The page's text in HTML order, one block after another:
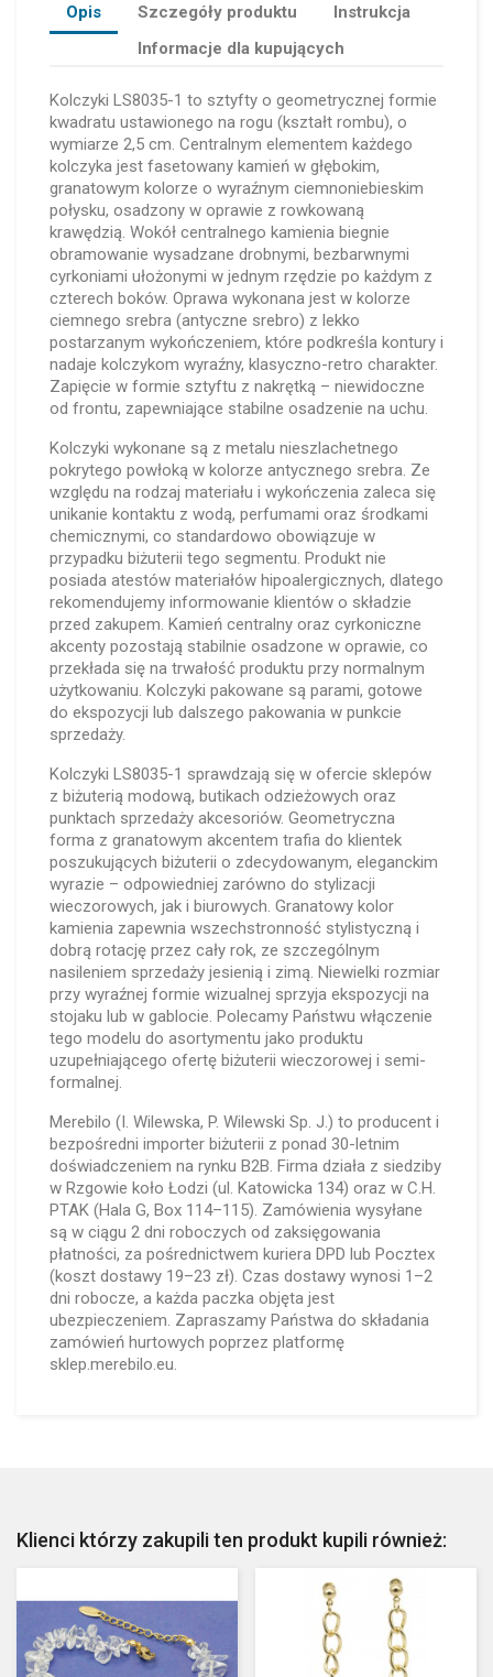
Opis Szczegóły produktu
Instrukcja
Informacje dla kupujących
Kolczyki LS8035-1 to sztyfty o geometrycznej formie
kwadratu ustawionego na rogu (kształt rombu), o
wymiarze 2,5 cm. Centralnym elementem każdego
kolczyka jest fasetowany kamień w głębokim,
granatowym kolorze o wyraźnym ciemnoniebieskim
połysku, osadzony w oprawie z rowkowaną
krawędzią. Wokół centralnego kamienia biegnie
obramowanie wysadzane drobnymi, bezbarwnymi
cyrkoniami ułożonymi w jednym rzędzie po każdym z
czterech boków. Oprawa wykonana jest w kolorze
ciemnego srebra (antyczne srebro) z lekko
postarzanym wykończeniem, które podkreśla kontury i
nadaje kolczykom wyraźny, klasyczno-retro charakter.
Zapięcie w formie sztyftu z nakrętką – niewidoczne
od frontu, zapewniające stabilne osadzenie na uchu.
Kolczyki wykonane są z metalu nieszlachetnego
pokrytego powłoką w kolorze antycznego srebra. Ze
względu na rodzaj materiału i wykończenia zaleca się
unikanie kontaktu z wodą, perfumami oraz środkami
chemicznymi, co standardowo obowiązuje w
przypadku biżuterii tego segmentu. Produkt nie
posiada atestów materiałów hipoalergicznych, dlatego
rekomendujemy informowanie klientów o składzie
przed zakupem. Kamień centralny oraz cyrkoniczne
akcenty pozostają stabilnie osadzone w oprawie, co
przekłada się na trwałość produktu przy normalnym
użytkowaniu. Kolczyki pakowane są parami, gotowe
do ekspozycji lub dalszego pakowania w punkcie
sprzedaży.
Kolczyki LS8035-1 sprawdzają się w ofercie sklepów
z biżuterią modową, butikach odzieżowych oraz
punktach sprzedaży akcesoriów. Geometryczna
forma z granatowym akcentem trafia do klientek
poszukujących biżuterii o zdecydowanym, eleganckim
wyrazie – odpowiedniej zarówno do stylizacji
wieczorowych, jak i biurowych. Granatowy kolor
kamienia zapewnia wszechstronność stylistyczną i
dobrą rotację przez cały rok, ze szczególnym
nasileniem sprzedaży jesienią i zimą. Niewielki rozmiar
przy wyraźnej formie wizualnej sprzyja ekspozycji na
stojaku lub w gablocie. Polecamy Państwu włączenie
tego modelu do asortymentu jako produktu
uzupełniającego ofertę biżuterii wieczorowej i semi-
formalnej.
Merebilo (I. Wilewska, P. Wilewski Sp. J.) to producent i
bezpośredni importer biżuterii z ponad 30-letnim
doświadczeniem na rynku B2B. Firma działa z siedziby
w Rzgowie koło Łodzi (ul. Katowicka 134) oraz w C.H.
PTAK (Hala G, Box 114–115). Zamówienia wysyłane
są w ciągu 2 dni roboczych od zaksięgowania
płatności, za pośrednictwem kuriera DPD lub Pocztex
(koszt dostawy 19–23 zł). Czas dostawy wynosi 1–2
dni robocze, a każda paczka objęta jest
ubezpieczeniem. Zapraszamy Państwa do składania
zamówień hurtowych poprzez platformę
sklep.merebilo.eu.
Klienci którzy zakupili ten produkt kupili również: